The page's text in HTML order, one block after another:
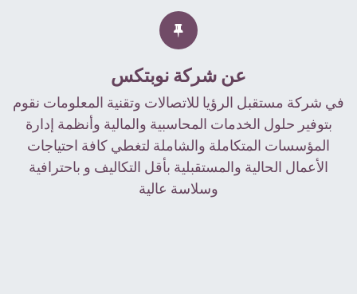
عن شركة نوبتكس
في شركة مستقبل الرؤيا للاتصالات وتقنية المعلومات نقوم
بتوفیر حلول الخدمات المحاسبية والمالية وأنظمة إدارة
المؤسسات المتكاملة والشاملة لتغطي كافة احتیاجات
الأعمال الحالیة والمستقبلیة بأقل التكالیف و باحترافیة
وسلاسة عالیة